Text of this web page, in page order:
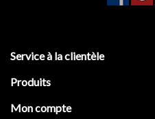
comme le design, un peu différent.
Service à la clientèle
Produits
Mon compte